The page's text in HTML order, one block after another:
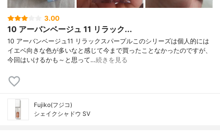
3.00
10 アーバンベージュ 11 リラック...
10 アーバンベージュ11 リラックスパープルこのシリーズは個人的には
イエベ向きな色が多いなと感じて今まで買ったことなかったのですが、
今回はいけるかも～と思って…続きを見る
Fujiko(フジコ)
シェイクシャドウ SV